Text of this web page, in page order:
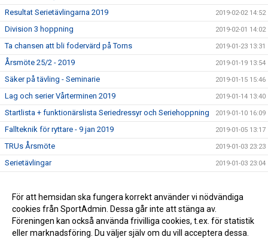
Resultat Serietävlingarna 2019 2019-02-02 14:52
Division 3 hoppning 2019-02-01 14:02
Ta chansen att bli fodervärd på Torns 2019-01-23 13:31
Årsmöte 25/2 - 2019 2019-01-19 13:54
Säker på tävling - Seminarie 2019-01-15 15:46
Lag och serier Vårterminen 2019 2019-01-14 13:40
Startlista + funktionärslista Seriedressyr och Seriehoppning 2019-01-10 16:09
Fallteknik för ryttare - 9 jan 2019 2019-01-05 13:17
TRUs Årsmöte 2019-01-03 23:23
Serietävlingar 2019-01-03 23:04
Ledig stallplats i ponnystallet 2018-12-14 16:43
Klubbmästerskap och Minimästerskap 2018 2018-02-01 13:36
För att hemsidan ska fungera korrekt använder vi nödvändiga
cookies från SportAdmin. Dessa går inte att stänga av.
Föreningen kan också använda frivilliga cookies, t.ex. för statistik
eller marknadsföring. Du väljer själv om du vill acceptera dessa.